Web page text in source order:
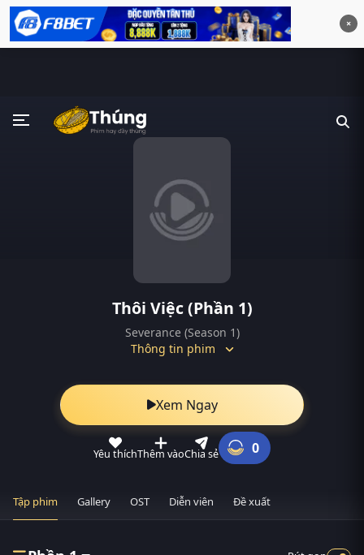
×
Thôi Việc (Phần 1)
Severance (Season 1)
Thông tin phim
Xem Ngay
Yêu thíchThêm vàoChia sẻ 0
Tập phim Gallery OST Diễn viên Đề xuất